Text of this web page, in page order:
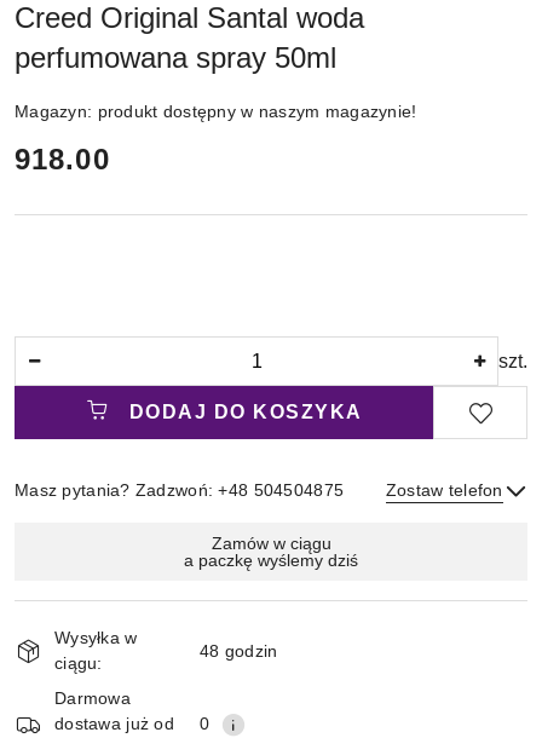
Creed Original Santal woda
perfumowana spray 50ml
Magazyn: produkt dostępny w naszym magazynie!
cena:
918.00
szt.
DODAJ DO KOSZYKA
Masz pytania? Zadzwoń: +48 504504875 Zostaw telefon
Wyślij
dostawa
Zamów w ciągu
a paczkę wyślemy dziś
Wysyłka w
ciągu:
48 godzin
Darmowa
dostawa już od
0